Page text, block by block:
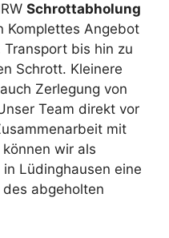
Schrottabholung
Komplettes Angebot
bis hin zu
Schrott. Kleinere
Zerlegung von
Team direkt vor
mit
wir als
in Lüdinghausen eine
abgeholten